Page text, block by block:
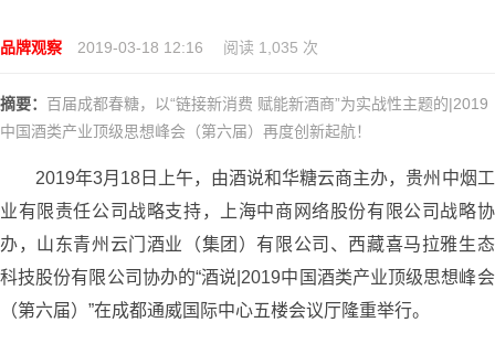
品牌观察 2019-03-18 12:16 阅读 1,035 次
摘要： 百届成都春糖，以“链接新消费 赋能新酒商”为实战性主题的|2019
中国酒类产业顶级思想峰会（第六届）再度创新起航！
2019年3月18日上午，由酒说和华糖云商主办，贵州中烟工
业有限责任公司战略支持，上海中商网络股份有限公司战略协
办，山东青州云门酒业（集团）有限公司、西藏喜马拉雅生态
科技股份有限公司协办的“酒说|2019中国酒类产业顶级思想峰会
（第六届）”在成都通威国际中心五楼会议厅隆重举行。